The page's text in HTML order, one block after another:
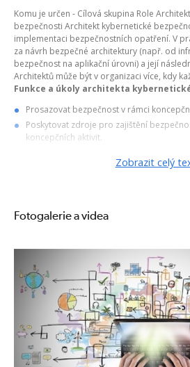
Komu je určen - Cílová skupina Role
bezpečnosti Architekt kybernetické
implementaci bezpečnostních opatření. V
za návrh bezpečné architektury (např. od
bezpečnost na aplikační úrovni) a její
Architektů může být v organizaci více, kdy
Funkce a úkoly architekta
Prosazovat bezpečnost v rámci
Poskytovat zdroje pro zajištění
koncepčních aktivit.
Cíle kurzu - Co se v kurzu naučíte
Správně řídit změny architektury
Vytvořit seznam protiopatření ke
Specifikovat a realizovat technická
nastavení a konfigurace)
Proč tento kurz Efektivnější architektura ICT
bezpečnostní hrozby jsou nákupy a
řešení. Problém je v tom, že většina
umí“ než „k čemu to je“. Organizace si
spíše iluzi bezpečnosti založené na:
tom koho jsme potkali
kdo nás dokázal přesvědči
Zobrazit celý
Fotogalerie a videa